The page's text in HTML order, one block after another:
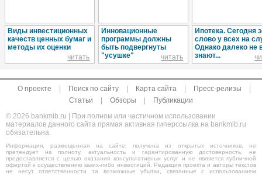
Виды инвестиционных
качеств ценных бумаг и
методы их оценки
читать
Инновационные
программы должны
быть подвергнуты
"усушке"
читать
Ипотека. Сегодня
слово у всех на
Однако далеко не
знают...
О проекте Поиск по сайту Карта сайта Пресс-релизы
Статьи
Обзоры
Публикации
© 2026 bankmib.ru | При полном или частичном использовании
материалов данного сайта прямая активная гиперссылка на bankmib.ru
обязательна.
Информация, размещенная на сайте, получена из открытых источников, не
претендует на полноту, актуальность и гарантированную достоверность, не
предоставляется с целью оказания консультативных услуг и не является публичной
офертой к осуществлению каких-либо инвестиций. Редакция проекта и авторы текстов
не несут ответственности за возможные убытки, связанные с использованием